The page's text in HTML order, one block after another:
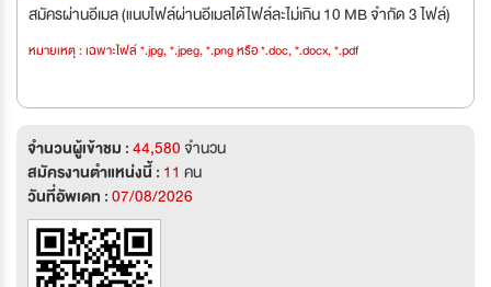
สมัครผ่านอีเมล (แนบไฟล์ผ่านอีเมลได้ไฟล์ละไม่เกิน 10 MB จำกัด 3 ไฟล์)
หมายเหตุ : เฉพาะไฟล์ *.jpg, *.jpeg, *.png หรือ *.doc, *.docx, *.pdf
จำนวนผู้เข้าชม :44,580จำนวน
สมัครงานตำแหน่งนี้ : 11 คน
วันที่อัพเดท :07/08/2026